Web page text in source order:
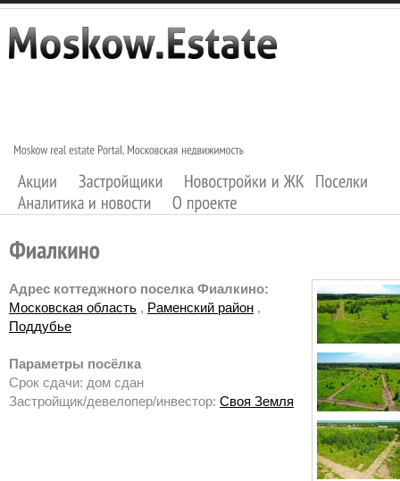
Адрес коттеджного поселка Фиалкино:
Московская область , Раменский район ,
Поддубье
Параметры посёлка
Срок сдачи: дом сдан
Застройщик/девелопер/инвестор: Своя Земля